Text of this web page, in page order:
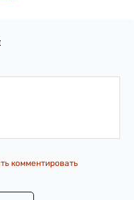
комментировать